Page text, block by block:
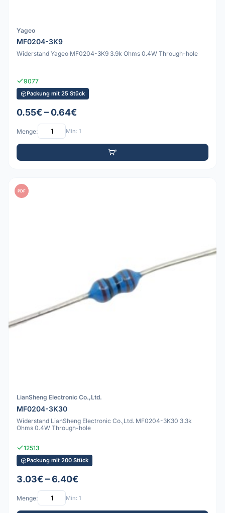
Yageo
MF0204-3K9
Widerstand Yageo MF0204-3K9 3.9k Ohms 0.4W Through-hole
9077
Packung mit 25 Stück
0.55€ – 0.64€
Menge: Min: 1
PDF
LianSheng Electronic Co.,Ltd.
MF0204-3K30
Widerstand LianSheng Electronic Co.,Ltd. MF0204-3K30 3.3k
Ohms 0.4W Through-hole
12513
Packung mit 200 Stück
3.03€ – 6.40€
Menge: Min: 1